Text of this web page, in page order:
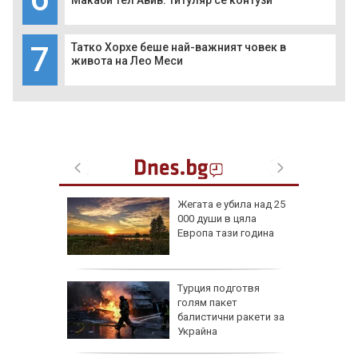
7
Татко Хорхе беше най-важният човек в
живота на Лео Меси
Жегата е убила над 25
000 души в цяла
Европа тази година
Турция подготвя
голям пакет
балистични ракети за
Украйна